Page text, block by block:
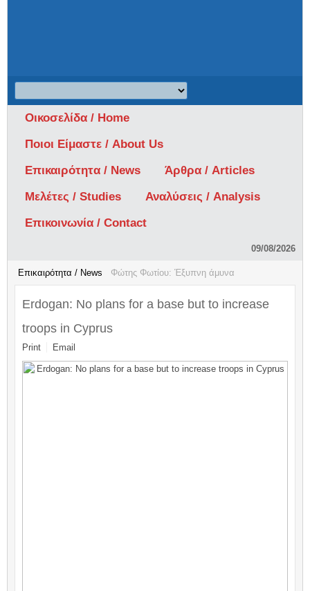
Οικοσελίδα / Home
Ποιοι Είμαστε / About Us
Επικαιρότητα / News
Άρθρα / Articles
Μελέτες / Studies
Αναλύσεις / Analysis
Επικοινωνία / Contact
09/08/2026
Επικαιρότητα / News Φώτης Φωτίου: Έξυπνη άμυνα
Erdogan: No plans for a base but to increase
troops in Cyprus
Print Email